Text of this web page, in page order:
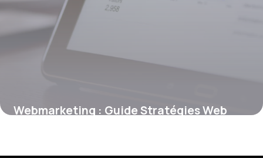
Webmarketing : Guide Stratégies Web